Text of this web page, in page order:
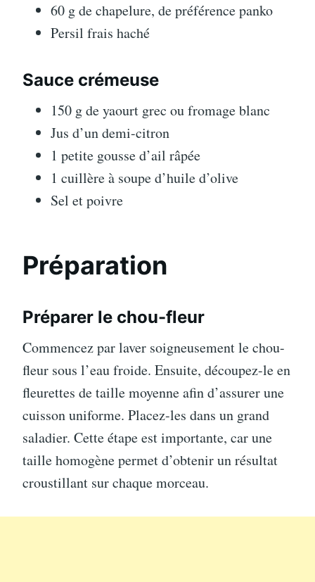
60 g de chapelure, de préférence panko
Persil frais haché
Sauce crémeuse
150 g de yaourt grec ou fromage blanc
Jus d’un demi-citron
1 petite gousse d’ail râpée
1 cuillère à soupe d’huile d’olive
Sel et poivre
Préparation
Préparer le chou-fleur
Commencez par laver soigneusement le chou-
fleur sous l’eau froide. Ensuite, découpez-le en
fleurettes de taille moyenne afin d’assurer une
cuisson uniforme. Placez-les dans un grand
saladier. Cette étape est importante, car une
taille homogène permet d’obtenir un résultat
croustillant sur chaque morceau.